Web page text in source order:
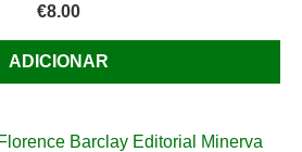
€8.00
ADICIONAR